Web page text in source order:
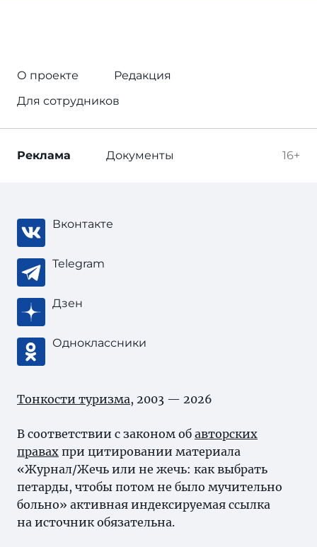
О проекте
Редакция
Для сотрудников
16+
Реклама Документы
Вконтакте
Telegram
Дзен
Одноклассники
Тонкости туризма, 2003 — 2026
В соответствии с законом об авторских
правах при цитировании материала
«Журнал/Жечь или не жечь: как выбрать
петарды, чтобы потом не было мучительно
больно» активная индексируемая ссылка
на источник обязательна.